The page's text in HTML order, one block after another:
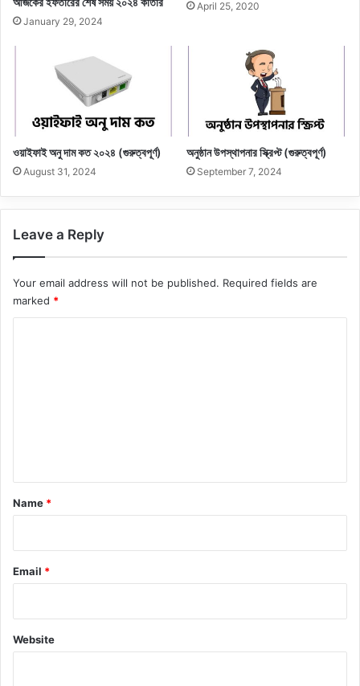
January 29, 2024
April 25, 2020
ওয়াইফাই অনু দাম কত ২০২৪ (গুরুত্বপূর্ণ)
August 31, 2024
অনুষ্ঠান উপস্থাপনার স্ক্রিপ্ট (গুরুত্বপূর্ণ)
September 7, 2024
Leave a Reply
Your email address will not be published. Required fields are
marked *
*
Name *
Email *
Website